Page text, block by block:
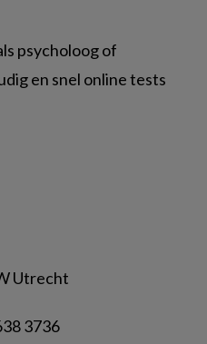
Utrecht
3736
psycholoog of
en snel online tests